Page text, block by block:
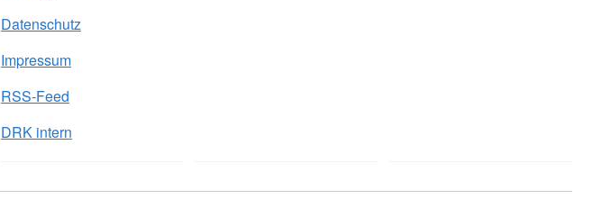
Datenschutz
Impressum
RSS-Feed
DRK intern